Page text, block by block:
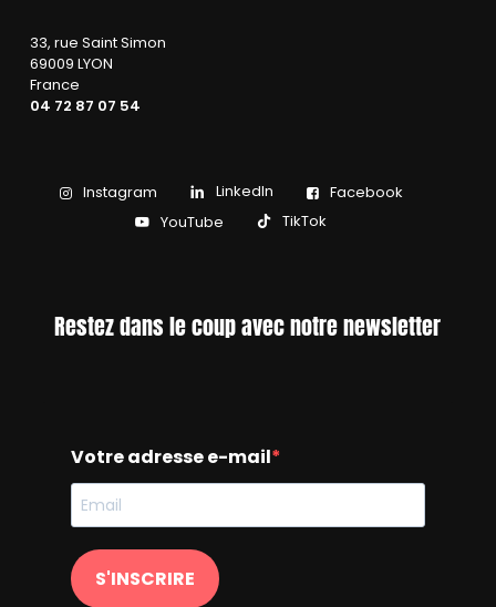
33, rue Saint Simon
69009 LYON
France
04 72 87 07 54
Instagram LinkedIn
Facebook
YouTube
TikTok
Restez dans le coup avec notre newsletter
Votre adresse e-mail
S'INSCRIRE